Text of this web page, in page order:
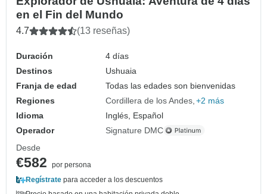
en el Fin del Mundo
4.7 (13 reseñas)
Duración
4 días
Destinos
Ushuaia
Franja de edad
Todas las edades son bienvenidas
Regiones
Cordillera de los Andes +2 más
Idioma
Inglés, Español
Operador
Signature DMC
Desde
€582
por persona
Regístrate para acceder a los descuentos